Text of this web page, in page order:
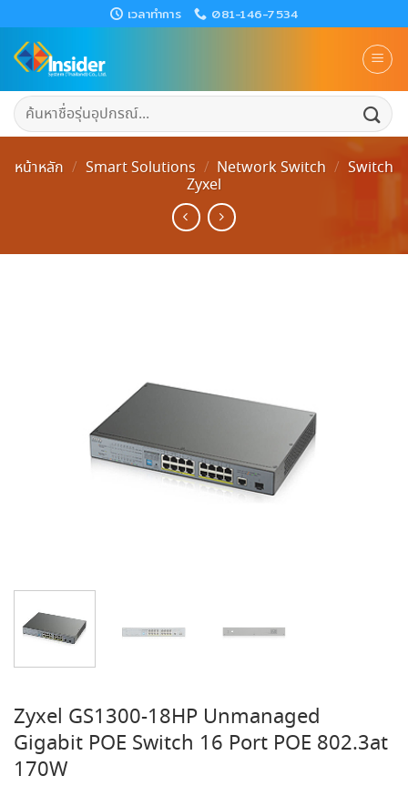
to
content
เวลาทำการ 081-146-7534
ค้นหา:
หน้าหลัก / Smart Solutions / Network Switch / Switch
Zyxel
Zyxel GS1300-18HP Unmanaged
Gigabit POE Switch 16 Port POE 802.3at
170W